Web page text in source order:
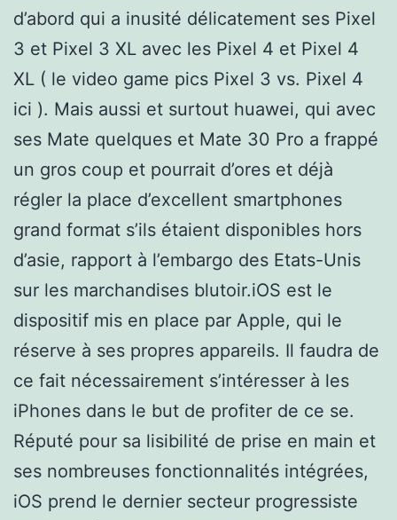
d’abord qui a inusité délicatement ses Pixel
3 et Pixel 3 XL avec les Pixel 4 et Pixel 4
XL ( le video game pics Pixel 3 vs. Pixel 4
ici ). Mais aussi et surtout huawei, qui avec
ses Mate quelques et Mate 30 Pro a frappé
un gros coup et pourrait d’ores et déjà
régler la place d’excellent smartphones
grand format s’ils étaient disponibles hors
d’asie, rapport à l’embargo des Etats-Unis
sur les marchandises blutoir.iOS est le
dispositif mis en place par Apple, qui le
réserve à ses propres appareils. Il faudra de
ce fait nécessairement s’intéresser à les
iPhones dans le but de profiter de ce se.
Réputé pour sa lisibilité de prise en main et
ses nombreuses fonctionnalités intégrées,
iOS prend le dernier secteur progressiste